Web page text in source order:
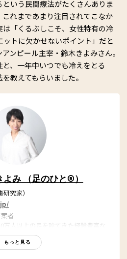
いう民間療法がたくさんありま
れまであまり注目されてこなか
は「くるぶしこそ、女性特有の冷
トに欠かせないポイント」だと
ンピール主宰・鈴木きよみさん。
と、一年中いつでも冷えをとる
教えてもらいました。
よみ （足のひと®）
究家）
者
万人以上の足を診てきた経験豊富な
の不調を探る診断法「足相診断®」
える技術「きよみ式ゾーンセラピー
もっと見る